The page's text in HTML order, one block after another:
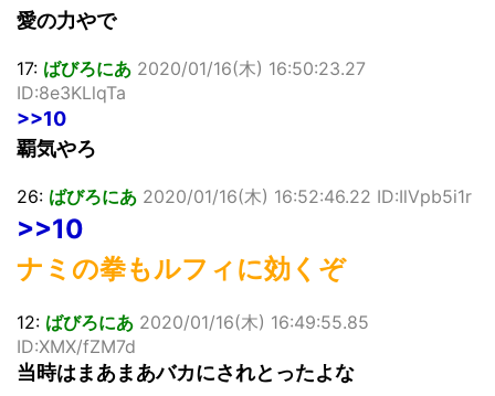
愛の力やで
17: ばびろにあ 2020/01/16(木) 16:50:23.27
ID:8e3KLlqTa
>>10
覇気やろ
26: ばびろにあ 2020/01/16(木) 16:52:46.22 ID:IlVpb5i1r
>>10
ナミの拳もルフィに効くぞ
12: ばびろにあ 2020/01/16(木) 16:49:55.85
ID:XMX/fZM7d
当時はまあまあバカにされとったよな